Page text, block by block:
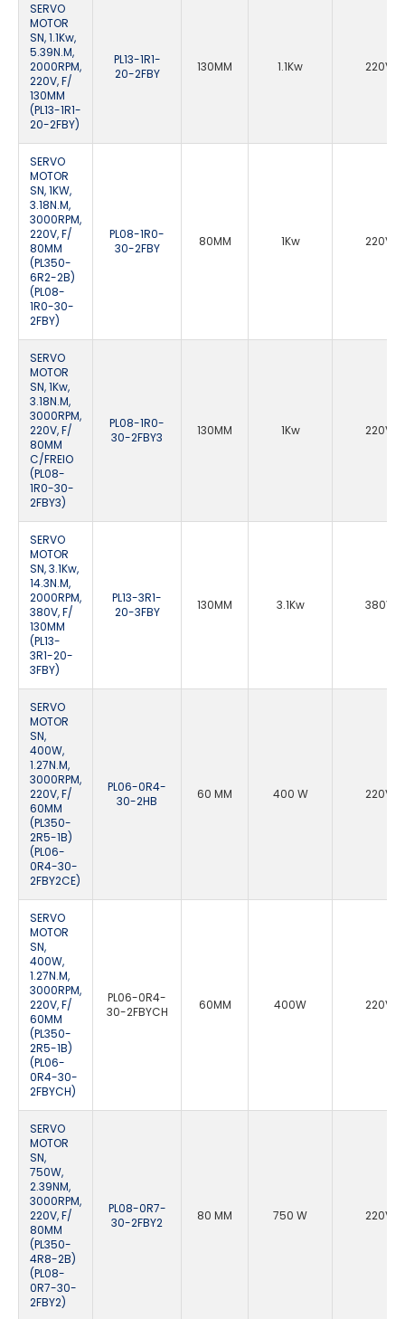
SERVO
MOTOR
SN, 1.1Kw,
5.39N.M,
2000RPM,
220V, F/
130MM
(PL13-1R1-
20-2FBY)
PL13-1R1-
20-2FBY
130MM 1.1Kw
SERVO
MOTOR
SN, 1KW,
3.18N.M,
3000RPM,
220V, F/
80MM
(PL350-
6R2-2B)
(PL08-
1R0-30-
2FBY)
PL08-1R0-
30-2FBY
80MM 1Kw
SERVO
MOTOR
SN, 1Kw,
3.18N.M,
3000RPM,
220V, F/
80MM
C/FREIO
(PL08-
1R0-30-
2FBY3)
PL08-1R0-
30-2FBY3
130MM 1Kw
SERVO
MOTOR
SN, 3.1Kw,
14.3N.M,
2000RPM,
380V, F/
130MM
(PL13-
3R1-20-
3FBY)
PL13-3R1-
20-3FBY
130MM 3.1Kw
SERVO
MOTOR
SN,
400W,
1.27N.M,
3000RPM,
220V, F/
60MM
(PL350-
2R5-1B)
(PL06-
0R4-30-
2FBY2CE)
PL06-0R4-
30-2HB
60 MM 400 W
SERVO
MOTOR
SN,
400W,
1.27N.M,
3000RPM,
220V, F/
60MM
(PL350-
2R5-1B)
(PL06-
0R4-30-
2FBYCH)
PL06-0R4-
30-2FBYCH
60MM 400W
SERVO
MOTOR
SN,
750W,
2.39NM,
3000RPM,
220V, F/
80MM
(PL350-
4R8-2B)
(PL08-
0R7-30-
2FBY2)
PL08-0R7-
30-2FBY2
80 MM 750 W